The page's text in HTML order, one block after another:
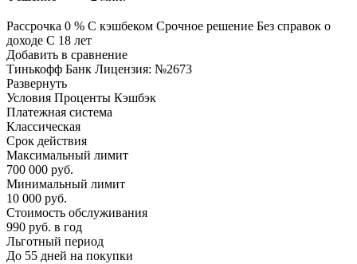
Рассрочка 0 % С кэшбеком Срочное решение Без справок о
доходе С 18 лет
Добавить в сравнение
Тинькофф Банк Лицензия: №2673
Развернуть
Условия Проценты Кэшбэк
Платежная система
Классическая
Срок действия
Максимальный лимит
700 000 руб.
Минимальный лимит
10 000 руб.
Стоимость обслуживания
990 руб. в год
Льготный период
До 55 дней на покупки